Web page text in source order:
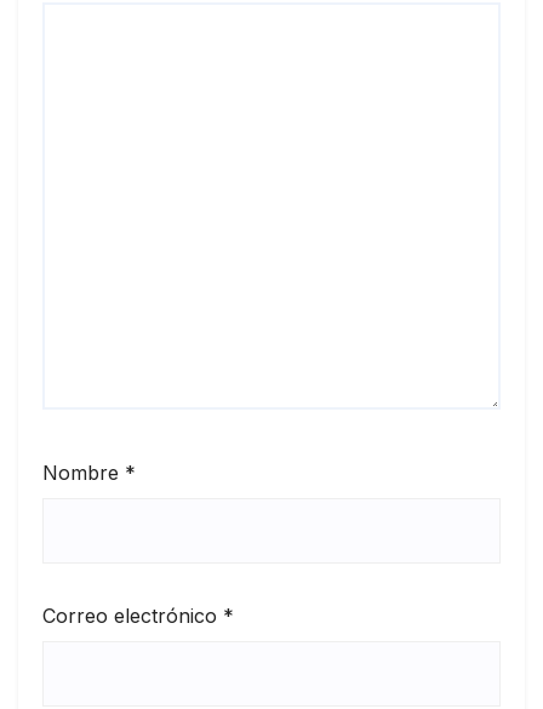
Nombre *
Correo electrónico *